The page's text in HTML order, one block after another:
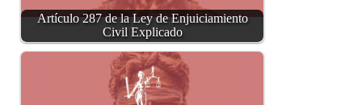
Artículo 287 de la Ley de Enjuiciamiento
Civil Explicado